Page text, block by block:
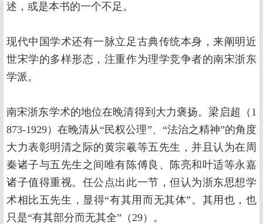
述，或是本书的一个不足。
现代中国学术还有一脉立足古典传统本身，来阐明近
世宋学的多样形态，注重作为理学竞争者的南宋浙东
学派。
南宋浙东学术的地位在晚清得到大力褒扬。梁启超（1
873-1929）在晚清从“民权公理”、“法治之精神”的角度
大力表彰明清之际的黄宗羲等五先生，并且认为在周
秦诸子与五先生之间唯有陈傅良、陈亮和叶适等永嘉
诸子值得重视。任公点出此一节，但认为浙东思想学
术相比五先生，显得“有其用而无其体”。其用也，也
只是“有其部分而无其全”（29）。